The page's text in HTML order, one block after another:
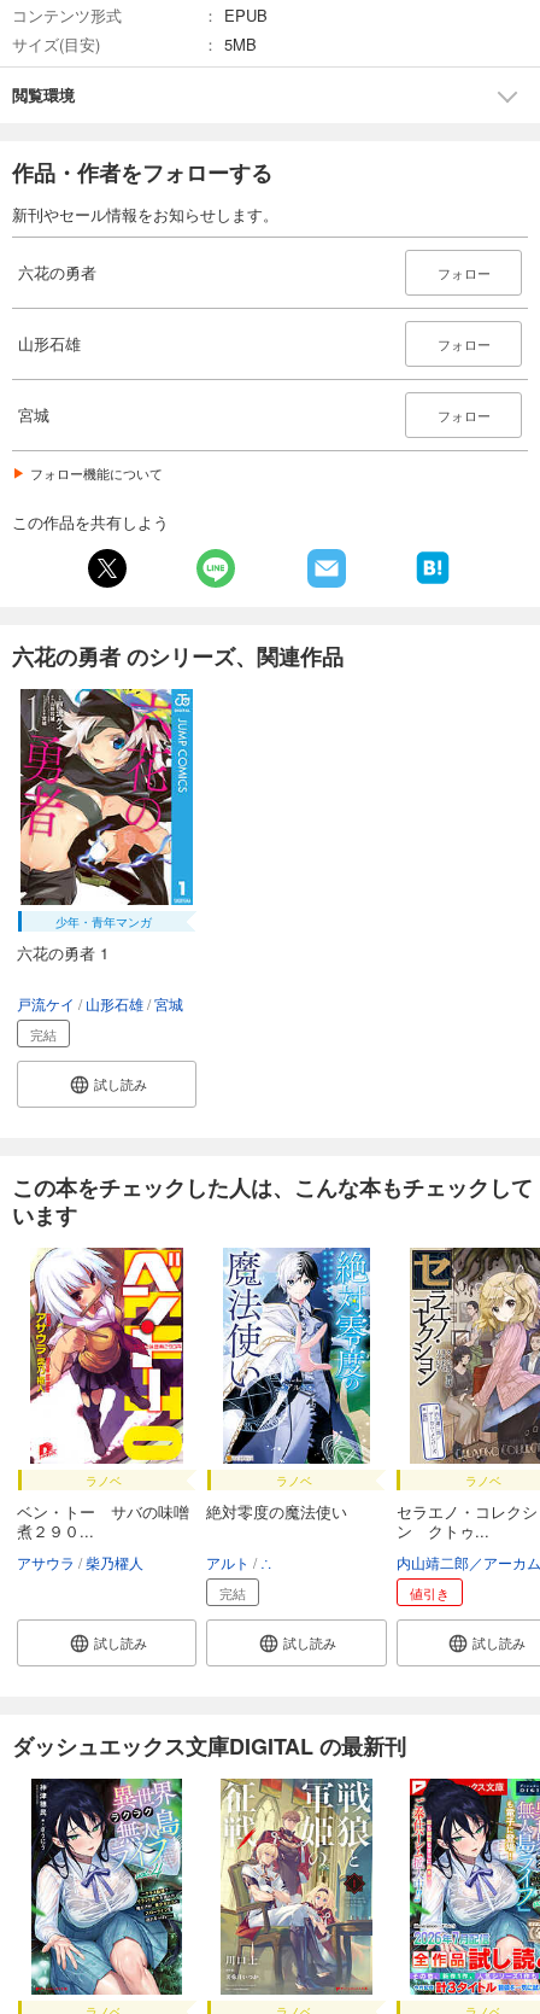
コンテンツ形式
EPUB
サイズ(目安)
5MB
閲覧環境
作品・作者をフォローする
新刊やセール情報をお知らせします。
六花の勇者 フォロー
山形石雄 フォロー
宮城 フォロー
フォロー機能について
この作品を共有しよう
六花の勇者 のシリーズ、関連作品
少年・青年マンガ
六花の勇者 1
戸流ケイ 山形石雄 宮城
完結
試し読み
この本をチェックした人は、こんな本もチェックして
います
ラノベ
ベン・トー サバの味噌
煮２９０...
アサウラ 柴乃櫂人
試し読み
ラノベ
絶対零度の魔法使い
アルト ∴
完結
試し読み
ラノベ
セラエノ・コレク
ン クトゥ...
値引き
試し読み
ダッシュエックス文庫DIGITAL の最新刊